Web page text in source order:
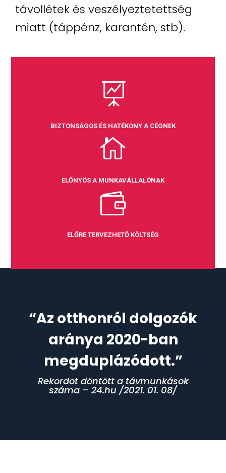
távollétek és veszélyeztetettség
miatt (táppénz, karantén, stb).

BIZTONSÁGOS ÉS HATÉKONY A CÉGNEK

ELŐNYÖS A MUNKAVÁLLALÓNAK

ELŐRE TERVEZHETŐ KÖLTSÉG
“Az otthonról dolgozók
aránya 2020-ban
megduplázódott.”
Rekordot döntött a távmunkások
száma – 24.hu /2021. 01. 08/